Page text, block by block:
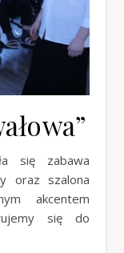
oraz szalona
akcentem
się do